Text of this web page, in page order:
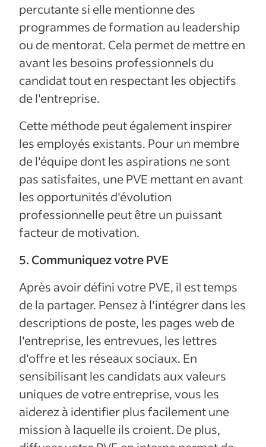
percutante si elle mentionne des
programmes de formation au leadership
ou de mentorat. Cela permet de mettre en
avant les besoins professionnels du
candidat tout en respectant les objectifs
de l'entreprise.
Cette méthode peut également inspirer
les employés existants. Pour un membre
de l'équipe dont les aspirations ne sont
pas satisfaites, une PVE mettant en avant
les opportunités d'évolution
professionnelle peut être un puissant
facteur de motivation.
5. Communiquez votre PVE
Après avoir défini votre PVE, il est temps
de la partager. Pensez à l'intégrer dans les
descriptions de poste, les pages web de
l'entreprise, les entrevues, les lettres
d'offre et les réseaux sociaux. En
sensibilisant les candidats aux valeurs
uniques de votre entreprise, vous les
aiderez à identifier plus facilement une
mission à laquelle ils croient. De plus,